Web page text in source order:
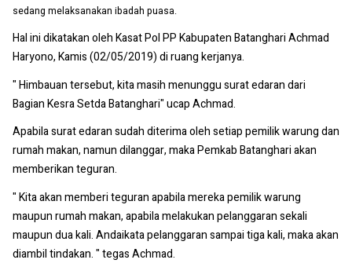
sedang melaksanakan ibadah puasa.
Hal ini dikatakan oleh Kasat Pol PP Kabupaten Batanghari Achmad
Haryono, Kamis (02/05/2019) di ruang kerjanya.
" Himbauan tersebut, kita masih menunggu surat edaran dari
Bagian Kesra Setda Batanghari" ucap Achmad.
Apabila surat edaran sudah diterima oleh setiap pemilik warung dan
rumah makan, namun dilanggar, maka Pemkab Batanghari akan
memberikan teguran.
" Kita akan memberi teguran apabila mereka pemilik warung
maupun rumah makan, apabila melakukan pelanggaran sekali
maupun dua kali. Andaikata pelanggaran sampai tiga kali, maka akan
diambil tindakan. " tegas Achmad.